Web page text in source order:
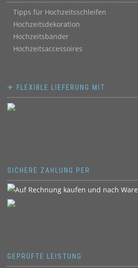
Tipps für Hochzeitsschleifen
Hochzeitsdekoration
Hochzeitsbänder
Hochzeitsaccessoires
✈ FLEXIBLE LIEFERUNG MIT
SICHERE ZAHLUNG PER
GEPRÜFTE LEISTUNG